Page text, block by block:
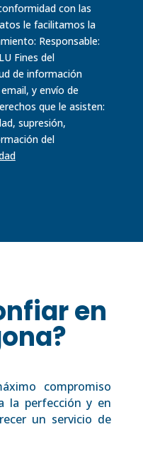
con las
le facilitamos la
Responsable:
Fines del
de información
y envío de
que le asisten:
supresión,
del
en
compromiso
la perfección y en
un servicio de